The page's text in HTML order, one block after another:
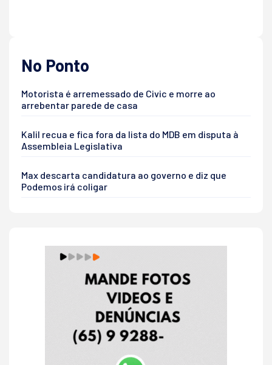
No Ponto
Motorista é arremessado de Civic e morre ao
arrebentar parede de casa
Kalil recua e fica fora da lista do MDB em disputa à
Assembleia Legislativa
Max descarta candidatura ao governo e diz que
Podemos irá coligar